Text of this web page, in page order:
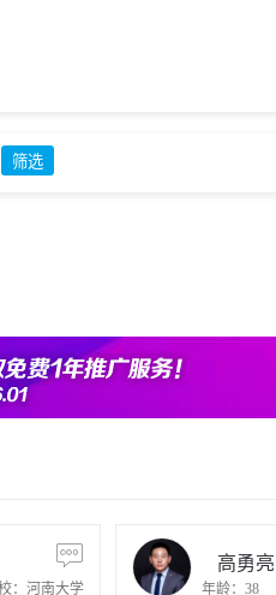
：河南大学
高勇亮
年龄：38